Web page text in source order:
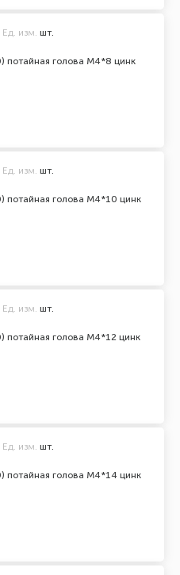
голова М4*8 цинк
Ед. изм. шт.
голова М4*10 цинк
Ед. изм. шт.
голова М4*12 цинк
Ед. изм. шт.
голова М4*14 цинк
Ед. изм. шт.